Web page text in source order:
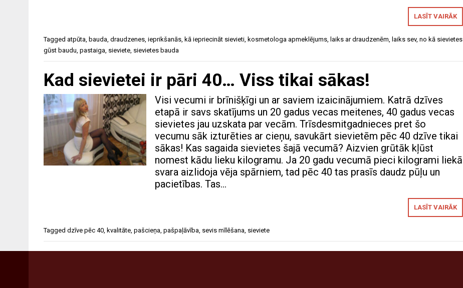
LASĪT VAIRĀK
Tagged atpūta, bauda, draudzenes, ieprikšanās, kā iepriecināt sievieti, kosmetologa apmeklējums, laiks ar draudzenēm, laiks sev, no kā sievietes
gūst baudu, pastaiga, sieviete, sievietes bauda
Kad sievietei ir pāri 40… Viss tikai sākas!
Visi vecumi ir brīnišķīgi un ar saviem izaicinājumiem. Katrā dzīves
etapā ir savs skatījums un 20 gadus vecas meitenes, 40 gadus vecas
sievietes jau uzskata par vecām. Trīsdesmitgadnieces pret šo
vecumu sāk izturēties ar cieņu, savukārt sievietēm pēc 40 dzīve tikai
sākas! Kas sagaida sievietes šajā vecumā? Aizvien grūtāk kļūst
nomest kādu lieku kilogramu. Ja 20 gadu vecumā pieci kilogrami liekā
svara aizlidoja vēja spārniem, tad pēc 40 tas prasīs daudz pūļu un
pacietības. Tas…
LASĪT VAIRĀK
Tagged dzīve pēc 40 kvalitāte pašcieņa pašpaļāvība sevis mīlēšana sieviete